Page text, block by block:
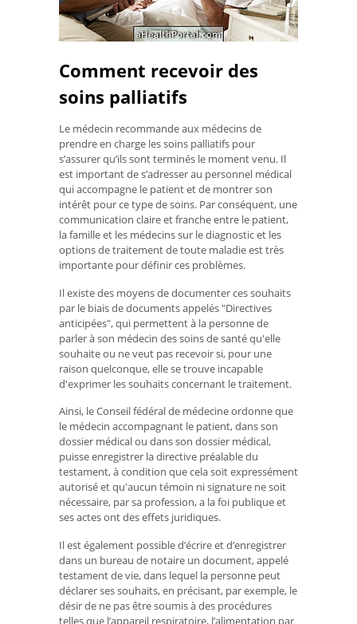
Comment recevoir des
soins palliatifs
Le médecin recommande aux médecins de
prendre en charge les soins palliatifs pour
s’assurer qu’ils sont terminés le moment venu. Il
est important de s’adresser au personnel médical
qui accompagne le patient et de montrer son
intérêt pour ce type de soins. Par conséquent, une
communication claire et franche entre le patient,
la famille et les médecins sur le diagnostic et les
options de traitement de toute maladie est très
importante pour définir ces problèmes.
Il existe des moyens de documenter ces souhaits
par le biais de documents appelés "Directives
anticipées", qui permettent à la personne de
parler à son médecin des soins de santé qu'elle
souhaite ou ne veut pas recevoir si, pour une
raison quelconque, elle se trouve incapable
d'exprimer les souhaits concernant le traitement.
Ainsi, le Conseil fédéral de médecine ordonne que
le médecin accompagnant le patient, dans son
dossier médical ou dans son dossier médical,
puisse enregistrer la directive préalable du
testament, à condition que cela soit expressément
autorisé et qu'aucun témoin ni signature ne soit
nécessaire, par sa profession, a la foi publique et
ses actes ont des effets juridiques.
Il est également possible d’écrire et d’enregistrer
dans un bureau de notaire un document, appelé
testament de vie, dans lequel la personne peut
déclarer ses souhaits, en précisant, par exemple, le
désir de ne pas être soumis à des procédures
telles que l’appareil respiratoire, l’alimentation par